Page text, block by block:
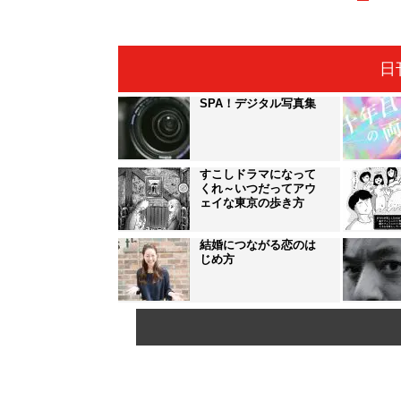
SPA！デジタル写真集
すこしドラマになって
くれ～いつだってアウ
ェイな東京の歩き方
結婚につながる恋のは
じめ方